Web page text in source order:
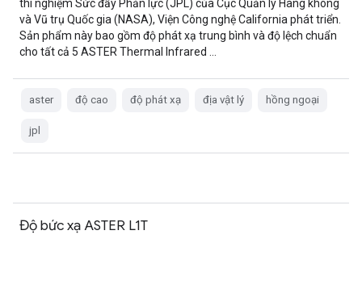
thí nghiệm Sức đẩy Phản lực (JPL) của Cục Quản lý Hàng không
và Vũ trụ Quốc gia (NASA), Viện Công nghệ California phát triển.
Sản phẩm này bao gồm độ phát xạ trung bình và độ lệch chuẩn
cho tất cả 5 ASTER Thermal Infrared …
aster độ cao độ phát xạ địa vật lý hồng ngoại
jpl
Độ bức xạ ASTER L1T